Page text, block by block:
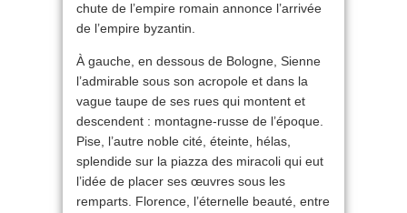
chute de l’empire romain annonce l’arrivée
de l’empire byzantin.
À gauche, en dessous de Bologne, Sienne
l’admirable sous son acropole et dans la
vague taupe de ses rues qui montent et
descendent : montagne-russe de l’époque.
Pise, l’autre noble cité, éteinte, hélas,
splendide sur la piazza des miracoli qui eut
l’idée de placer ses œuvres sous les
remparts. Florence, l’éternelle beauté, entre